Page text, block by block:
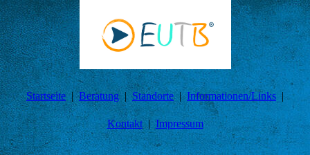
Startseite Beratung Standorte Informationen/Links
Kontakt Impressum